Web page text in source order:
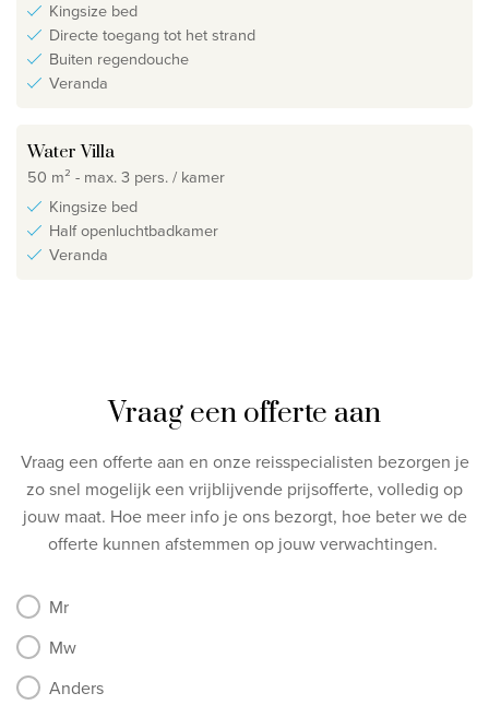
Kingsize bed
Directe toegang tot het strand
Buiten regendouche
Veranda
Water Villa
50 m² - max. 3 pers. / kamer
Kingsize bed
Half openluchtbadkamer
Veranda
Vraag een offerte aan
Vraag een offerte aan en onze reisspecialisten bezorgen je
zo snel mogelijk een vrijblijvende prijsofferte, volledig op
jouw maat. Hoe meer info je ons bezorgt, hoe beter we de
offerte kunnen afstemmen op jouw verwachtingen.
Mr
Mw
Anders